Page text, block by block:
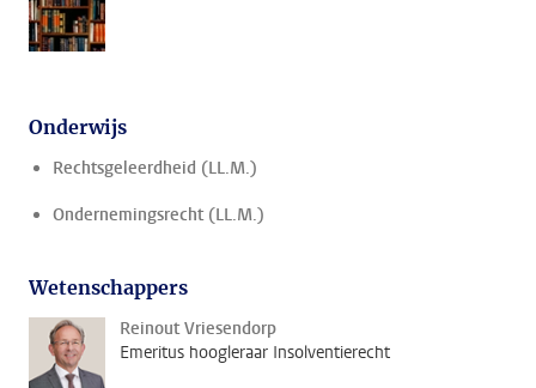
Onderwijs
Rechtsgeleerdheid (LL.M.)
Ondernemingsrecht (LL.M.)
Wetenschappers
Reinout Vriesendorp
Emeritus hoogleraar Insolventierecht